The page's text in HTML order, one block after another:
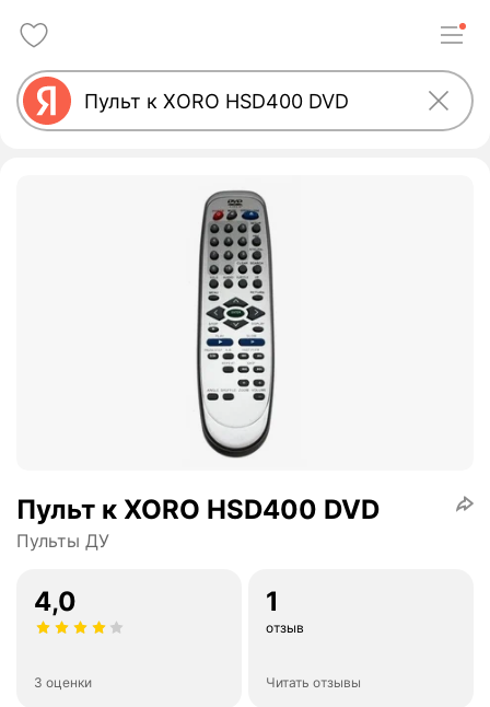
Пульт к XORO HSD400 DVD
Пульты ДУ
4,0
3 оценки
1
отзыв
Читать отзывы